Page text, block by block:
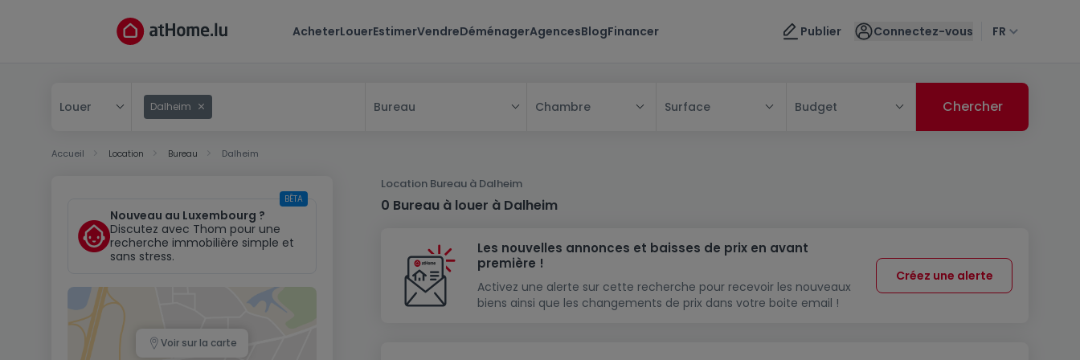
AcheterLouerEstimerVendreDéménagerAgencesBlogFinancer Publier Connectez-vous FR
Louer Dalheim Bureau
Maison
Maison mitoyenne
Maison jumelée
Appartement
Chambre
Studio
Résidence
Lotissement
Maison à construire
Modèle de maison
Immeuble de rapport
Chambre Surface Budget
Accueil Location Bureau Dalheim
Location Bureau à Dalheim
0 Bureau à louer à Dalheim
Les nouvelles annonces et baisses de prix en avant
première !
Activez une alerte sur cette recherche pour recevoir les nouveaux
biens ainsi que les changements de prix dans votre boite email !
Créez une alerte
Nouveau au Luxembourg ?
Discutez avec Thom pour une
recherche immobilière simple et
sans stress.
BÊTA
Voir sur la carte